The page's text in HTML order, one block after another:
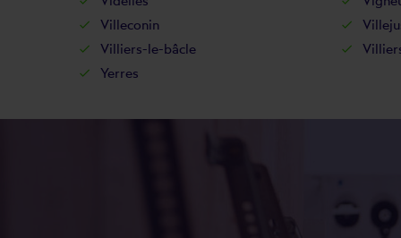
Villeconin
Villiers-le-bâcle
Yerres